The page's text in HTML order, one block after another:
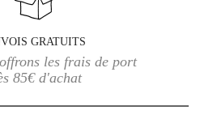
GRATUITS
les frais de port
85€ d'achat